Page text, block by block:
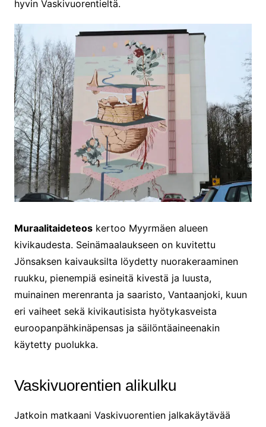
hyvin Vaskivuorentieltä.
Muraalitaideteoskertoo Myyrmäen alueen
kivikaudesta. Seinämaalaukseen on kuvitettu
Jönsaksen kaivauksilta löydetty nuorakeraaminen
ruukku, pienempiä esineitä kivestä ja luusta,
muinainen merenranta ja saaristo, Vantaanjoki, kuun
eri vaiheet sekä kivikautisista hyötykasveista
euroopanpähkinäpensas ja säilöntäaineenakin
käytetty puolukka.
Vaskivuorentien alikulku
Jatkoin matkaani Vaskivuorentien jalkakäytävää